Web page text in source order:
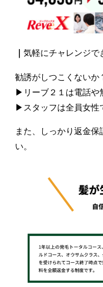
気軽にチャレンジで
勧誘がしつこくないか
▶︎リーブ２１は電話や
▶︎スタッフは全員女性
また、しっかり返金
い。